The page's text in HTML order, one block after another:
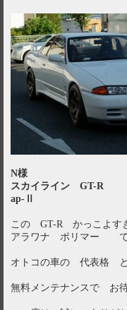
N様
スカイライン GT-R
ap-Ⅱ
この GT-R かっこよす
アラワナ ポリマー
オトコの車の 代表格 と
無料メンテナンスで お待